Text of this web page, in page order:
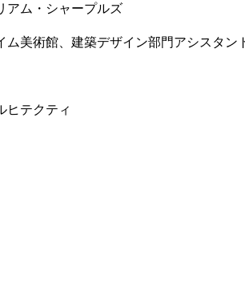
アム・シャープルズ
美術館、建築デザイン部門アシスタン
ヒテクティ